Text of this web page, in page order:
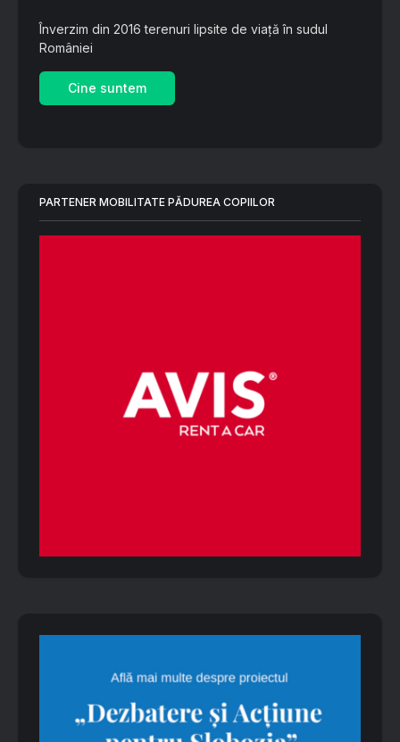
Înverzim din 2016 terenuri lipsite de viață în sudul
României
Cine suntem
PARTENER MOBILITATE PĂDUREA COPIILOR